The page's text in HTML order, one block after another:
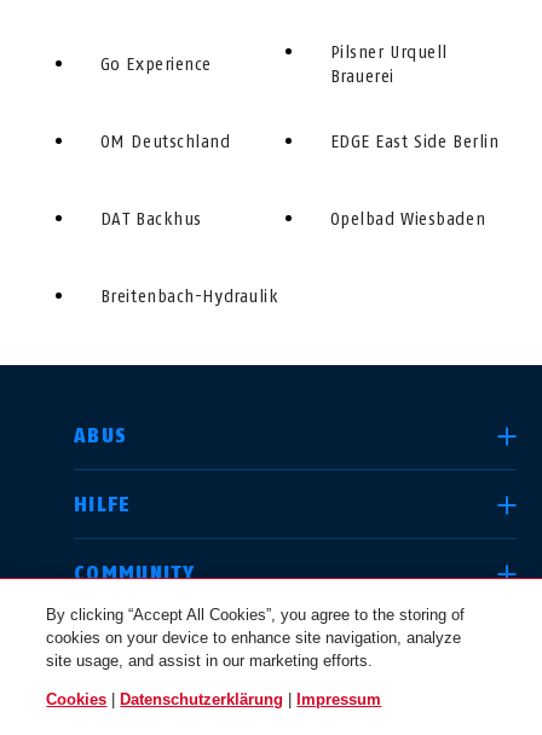
Go Experience
OM Deutschland
DAT Backhus
Breitenbach-Hydraulik
Pilsner Urquell
Brauerei
EDGE East Side Berlin
Opelbad Wiesbaden
ABUS
HILFE
COMMUNITY
RECHTLICHES
LAND AUSWÄHLEN
Deutschland
By clicking “Accept All Cookies”, you agree to the storing of
cookies on your device to enhance site navigation, analyze
site usage, and assist in our marketing efforts.
Cookies Datenschutzerklärung Impressum